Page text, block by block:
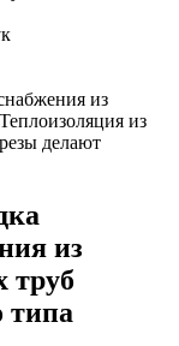
из
из
делают
из
труб
типа